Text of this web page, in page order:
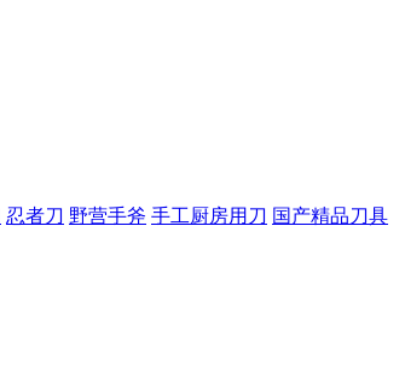
忍者刀 野营手斧 手工厨房用刀 国产精品刀具